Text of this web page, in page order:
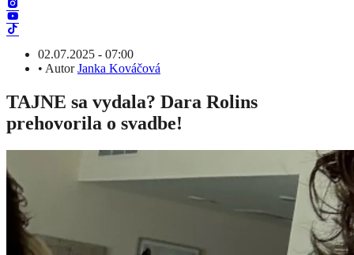
02.07.2025 - 07:00
• AutorJanka Kováčová
TAJNE sa vydala? Dara Rolins
prehovorila o svadbe!